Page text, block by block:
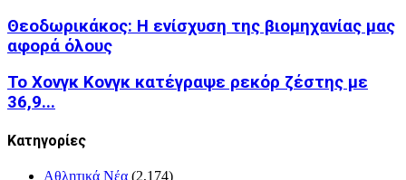
Θεοδωρικάκος: Η ενίσχυση της βιομηχανίας μας
αφορά όλους
Το Χονγκ Κονγκ κατέγραψε ρεκόρ ζέστης με
36,9...
Kατηγορίες
Αθλητικά Νέα (2,174)